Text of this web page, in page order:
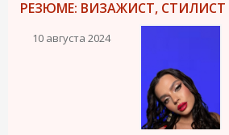
РЕЗЮМЕ: ВИЗАЖИСТ, СТИЛИСТ
10 августа 2024